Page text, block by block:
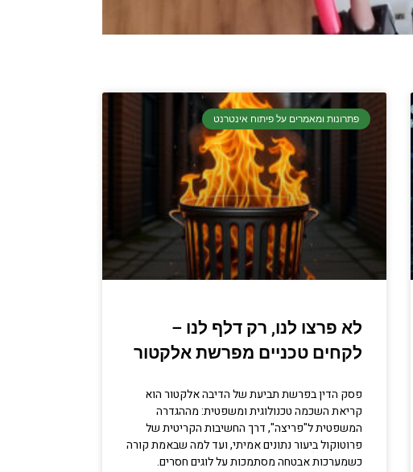
פתרונות ומאמרים על פיתוח אינטרנט
לא פרצו לנו, רק דלף לנו –
לקחים טכניים מפרשת אלקטור
פסק הדין בפרשת תביעת של הדיבה אלקטור הוא
קריאת השכמה טכנולוגית ומשפטית: מההגדרה
המשפטית ל"פריצה", דרך החשיבות הקריטית של
פרוטוקול ביעור נתונים אמיתי, ועד למה שבאמת קורה
כשמערכות אבטחה מסתמכות על לוגים חסרים.